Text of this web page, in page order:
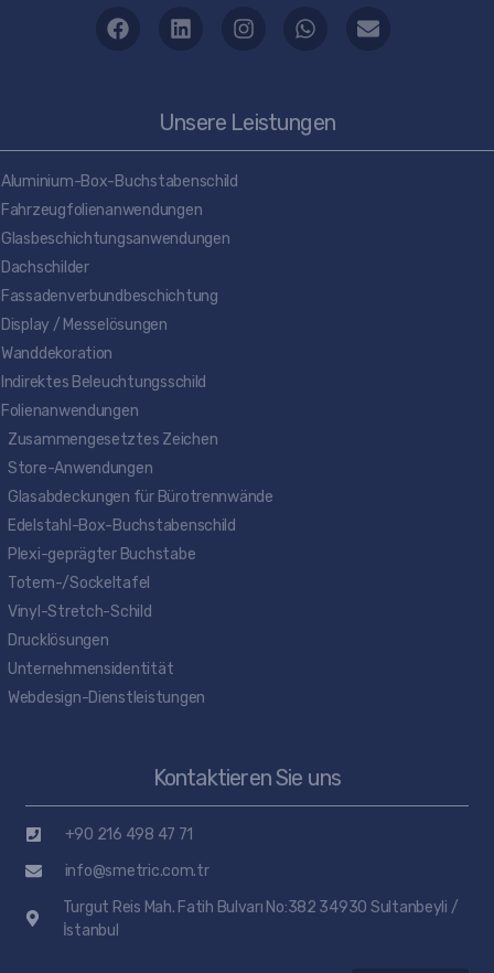
Unsere Leistungen
Aluminium-Box-Buchstabenschild
Fahrzeugfolienanwendungen
Glasbeschichtungsanwendungen
Dachschilder
Fassadenverbundbeschichtung
Display / Messelösungen
Wanddekoration
Indirektes Beleuchtungsschild
Folienanwendungen
Zusammengesetztes Zeichen
Store-Anwendungen
Glasabdeckungen für Bürotrennwände
Edelstahl-Box-Buchstabenschild
Plexi-geprägter Buchstabe
Totem-/Sockeltafel
Vinyl-Stretch-Schild
Drucklösungen
Unternehmensidentität
Webdesign-Dienstleistungen
Kontaktieren Sie uns
+90 216 498 47 71
info@smetric.com.tr
Turgut Reis Mah. Fatih Bulvarı No:382 34930 Sultanbeyli /
İstanbul